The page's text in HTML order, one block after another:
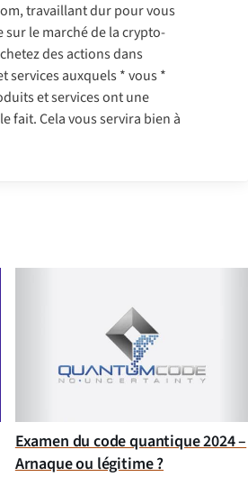
travaillant dur pour vous
le marché de la crypto-
des actions dans
auxquels * vous *
et services ont une
fait. Cela vous servira bien à
Examen du code quantique 2024 –
Arnaque ou légitime ?